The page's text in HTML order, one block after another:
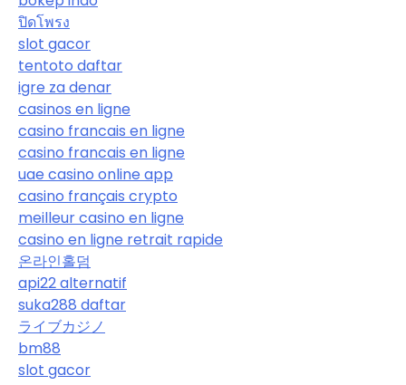
ปิดโพรง
slot gacor
tentoto daftar
igre za denar
casinos en ligne
casino francais en ligne
casino francais en ligne
uae casino online app
casino français crypto
meilleur casino en ligne
casino en ligne retrait rapide
온라인홀덤
api22 alternatif
suka288 daftar
ライブカジノ
bm88
slot gacor